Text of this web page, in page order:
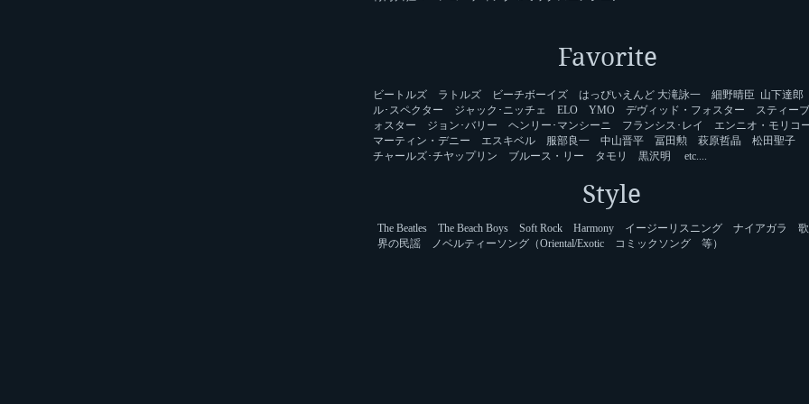
Favorite
ビートルズ ラトルズ ビーチボーイズ はっぴいえんど 大滝詠一 細野晴臣 山下達
ル･スペクター ジャック･ニッチェ ELO YMO デヴィッド・フォスター スティーブ
ォスター ジョン･バリー ヘンリー･マンシーニ フランシス･レイ エンニオ・モリコ
マーティン・デニー エスキベル 服部良一 中山晋平 冨田勲 萩原哲晶 松田聖子
チャールズ･チヤップリン ブルース・リー タモリ 黒沢明 etc....
Style
The Beatles The Beach Boys Soft Rock Harmony イージーリスニング ナイアガラ
界の民謡 ノベルティーソング（Oriental/Exotic コミックソング 等）